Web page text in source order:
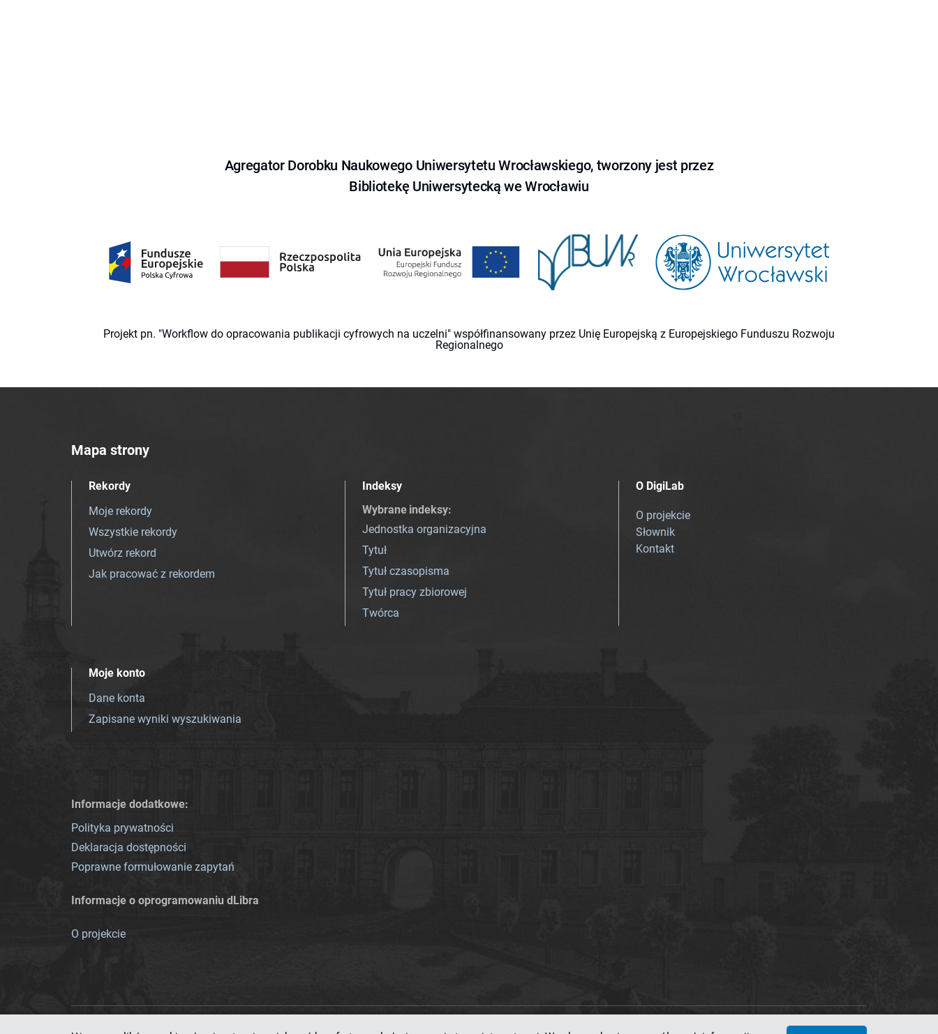
Agregator Dorobku Naukowego Uniwersytetu Wrocławskiego, tworzony jest przez
Bibliotekę Uniwersytecką we Wrocławiu
Projekt pn. "Workflow do opracowania publikacji cyfrowych na uczelni" współfinansowany przez Unię Europejską z Europejskiego Funduszu Rozwoju
Regionalnego
Mapa strony
Rekordy
Moje rekordy
Wszystkie rekordy
Utwórz rekord
Jak pracować z rekordem
Indeksy
Wybrane indeksy:
Jednostka organizacyjna
Tytuł
Tytuł czasopisma
Tytuł pracy zbiorowej
Twórca
O DigiLab
O projekcie
Słownik
Kontakt
Moje konto
Dane konta
Zapisane wyniki wyszukiwania
Informacje dodatkowe:
Polityka prywatności
Deklaracja dostępności
Poprawne formułowanie zapytań
Informacje o oprogramowaniu dLibra
O projekcie